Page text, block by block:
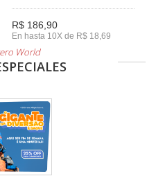
R$ 186,90
En hasta 10X de R$ 18,69
World